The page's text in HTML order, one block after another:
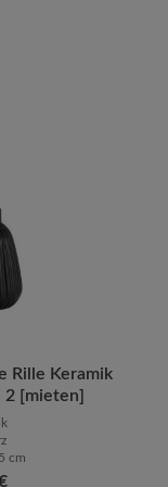
Gib den
Rille Keramik
2 [mieten]
cm
Preis: